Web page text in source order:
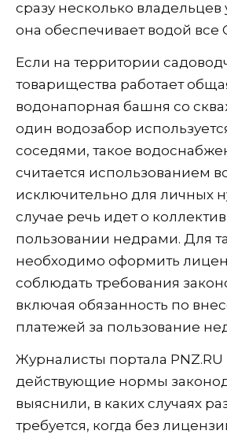
сразу несколько владельцев
она обеспечивает водой все
Если на территории
товарищества работает
водонапорная башня со
один водозабор
соседями, такое
считается использованием
исключительно для личных
случае речь идет о
пользовании недрами. Для
необходимо оформить
соблюдать требования
включая обязанность по
платежей за пользование
Журналисты портала PNZ.RU
действующие нормы
выяснили, в каких случаях
требуется, когда без